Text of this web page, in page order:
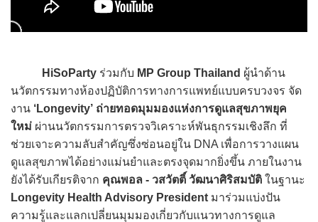
HiSoParty ร่วมกับ MP Group Thailand ผู้นำด้าน
นวัตกรรมทางห้องปฏิบัติการทางการแพทย์แบบครบวงจร จัด
งาน ‘Longevity’ ถ่ายทอดมุมมองแห่งการดูแลสุขภาพยุค
ใหม่ ผ่านนวัตกรรมการตรวจวิเคราะห์พันธุกรรมเชิงลึก ที่
ช่วยเจาะความลับสำคัญซึ่งซ่อนอยู่ใน DNA เพื่อการวางแผน
ดูแลสุขภาพได้อย่างแม่นยำและตรงจุดมากยิ่งขึ้น ภายในงาน
ยังได้รับเกียรติจาก คุณพอล - วสวัตติ์ วัฒนาศิริสมบัติ ในฐานะ
Longevity Health Advisory President มาร่วมแบ่งปัน
ความรู้และแลกเปลี่ยนมุมมองเกี่ยวกับแนวทางการดูแล